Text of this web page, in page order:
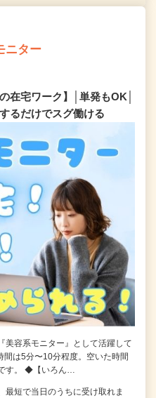
ニター
在宅ワーク】│単発もOK│
るだけでスグ働ける
美容系モニター』として活躍して
間は5分〜10分程度。空いた時間
す。 ◆【いろん…
短で当日のうちに受け取れま